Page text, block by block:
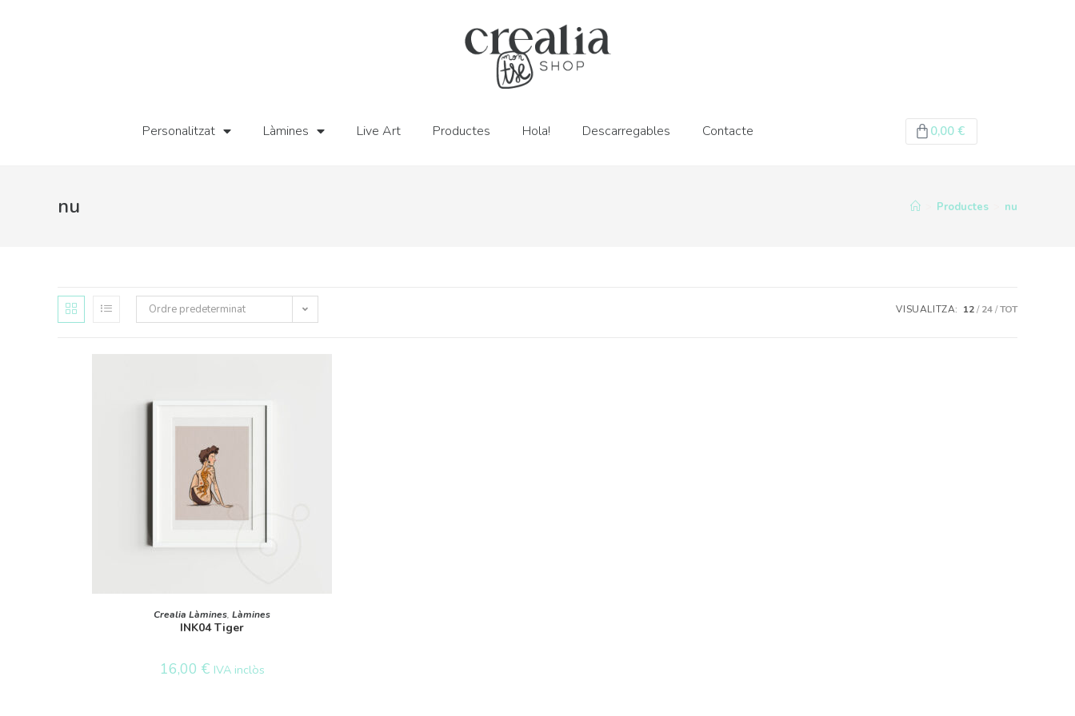
Personalitzat Làmines Live Art Productes Hola! Descarregables Contacte 0,00 €
nu Productes nu
Ordre predeterminat VISUALITZA: 12 24 TOT
AFEGEIX A LA CISTELLA
Crealia Làmines,Làmines
INK04 Tiger
16,00 € IVA inclòs